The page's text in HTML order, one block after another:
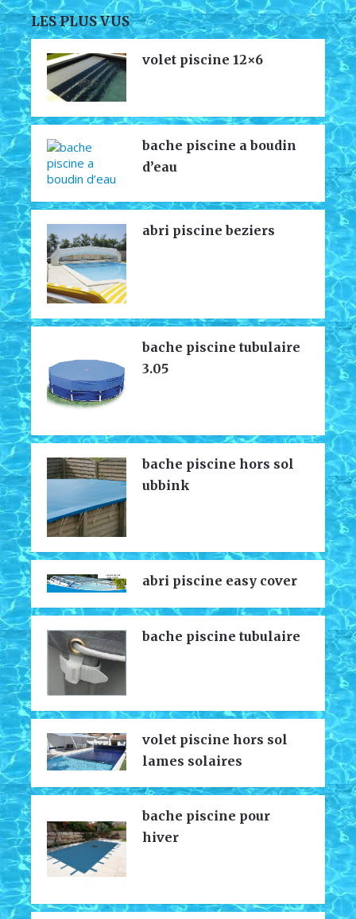
LES PLUS VUS
volet piscine 12×6
bache piscine a boudin
d’eau
abri piscine beziers
bache piscine tubulaire
3.05
bache piscine hors sol
ubbink
abri piscine easy cover
bache piscine tubulaire
volet piscine hors sol
lames solaires
bache piscine pour
hiver